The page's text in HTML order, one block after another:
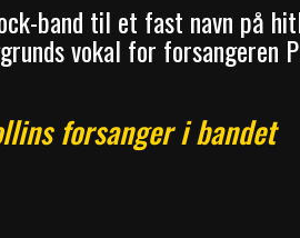
band til et fast navn på
vokal for forsangeren
forsanger i bandet